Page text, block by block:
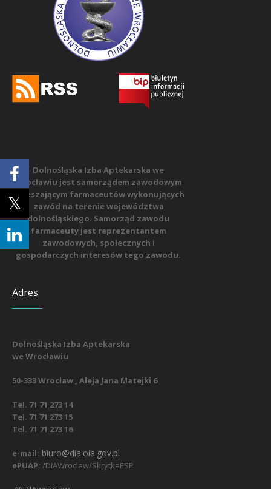
Dolnośląska Izba Aptekarska we
Wrocławiu jest samorządem zawodowym
zrzeszającym farmaceutów wykonujących
zawód na terenie województwa
dolnośląskiego. Samorząd zawodu
farmaceuty jest reprezentantem
zawodowych, społecznych i
gospodarczych interesów tego zawodu.
Adres
Dolnośląska Izba Aptekarska
we Wrocławiu
50-333 Wrocław , Aleja Jana Matejki 6
Tel. 71 71 273 14
Tel. 71 71 273 15
Tel. 71 71 273 16
e-mail: biuro@dia.oia.gov.pl
ePUAP: /DIAWroclaw/SkrytkaESP